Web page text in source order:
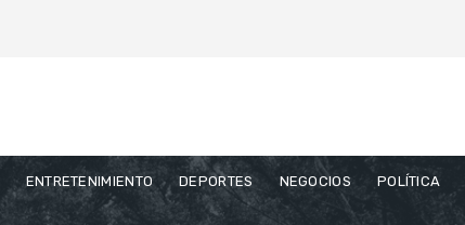
ENTRETENIMIENTO DEPORTES NEGOCIOS POLÍTICA